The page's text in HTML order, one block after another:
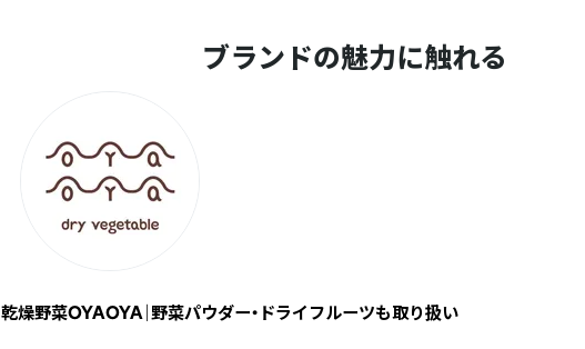
ブランドの魅力に触れる
乾燥野菜OYAOYA｜野菜パウダー・ドライフルーツも取り扱い